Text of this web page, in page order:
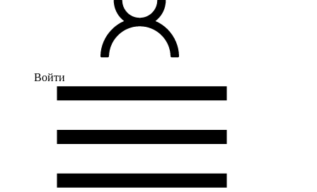
Войти